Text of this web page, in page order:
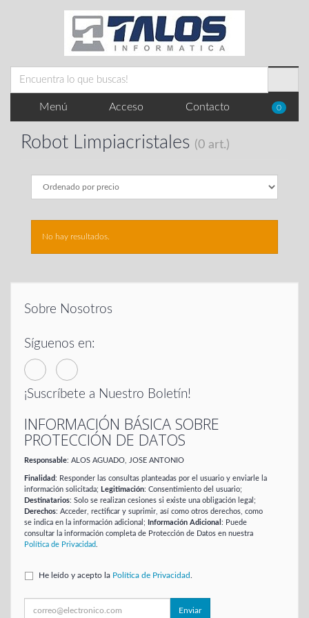
Menú Acceso Contacto 0
Robot Limpiacristales (0 art.)
No hay resultados.
Sobre Nosotros
Síguenos en:
¡Suscríbete a Nuestro Boletín!
INFORMACIÓN BÁSICA SOBRE
PROTECCIÓN DE DATOS
Responsable: ALOS AGUADO, JOSE ANTONIO
Finalidad: Responder las consultas planteadas por el usuario y enviarle la
información solicitada; Legitimación: Consentimiento del usuario;
Destinatarios: Solo se realizan cesiones si existe una obligación legal;
Derechos: Acceder, rectificar y suprimir, así como otros derechos, como
se indica en la información adicional;
Información Adicional : Puede
consultar la información completa de Protección de Datos en nuestra
Política de Privacidad
He leído y acepto la Política de Privacidad
Enviar